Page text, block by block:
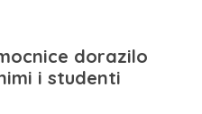
dorazilo
i studenti